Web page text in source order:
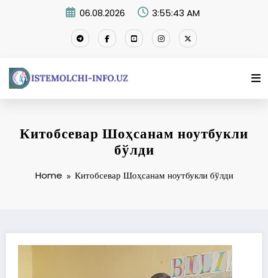
06.08.2026 3:55:43 AM
Китобсевар Шоҳсанам ноутбукли
бўлди
Home Китобсевар Шоҳсанам ноутбукли бўлди